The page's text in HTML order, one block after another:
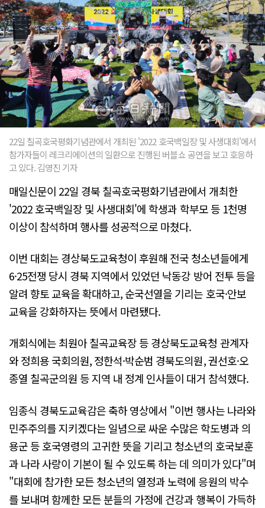
22일 칠곡호국평화기념관에서 개최된 '2022 호국백일장 및 사생대회'에서
참가자들이 레크리에이션의 일환으로 진행된 버블쇼 공연을 보고 호응하
고 있다. 김영진 기자
매일신문이 22일 경북 칠곡호국평화기념관에서 개최한
'2022 호국백일장 및 사생대회'에 학생과 학부모 등 1천명
이상이 참석하며 행사를 성공적으로 마쳤다.
이번 대회는 경상북도교육청이 후원해 전국 청소년들에게
6·25전쟁 당시 경북 지역에서 있었던 낙동강 방어 전투 등을
알려 향토 교육을 확대하고, 순국선열을 기리는 호국·안보
교육을 강화하자는 뜻에서 마련됐다.
개회식에는 최원아 칠곡교육장 등 경상북도교육청 관계자
와 정희용 국회의원, 정한석·박순범 경북도의원, 권선호·오
종열 칠곡군의원 등 지역 내 정계 인사들이 대거 참석했다.
임종식 경북도교육감은 축하 영상에서 "이번 행사는 나라와
민주주의를 지키겠다는 일념으로 싸운 수많은 학도병과 의
용군 등 호국영령의 고귀한 뜻을 기리고 청소년의 호국보훈
과 나라 사랑이 기본이 될 수 있도록 하는 데 의미가 있다"며
"대회에 참가한 모든 청소년의 열정과 노력에 응원의 박수
를 보내며 함께한 모든 분들의 가정에 건강과 행복이 가득하